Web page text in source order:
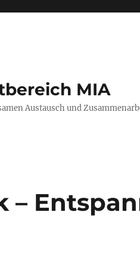
MIA
Austausch und
–